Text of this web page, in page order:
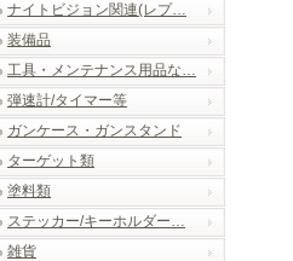
ナイトビジョン関連(レプ…
装備品
工具・メンテナンス用品な…
弾速計/タイマー等
ガンケース・ガンスタンド
ターゲット類
塗料類
ステッカー/キーホルダー…
雑貨